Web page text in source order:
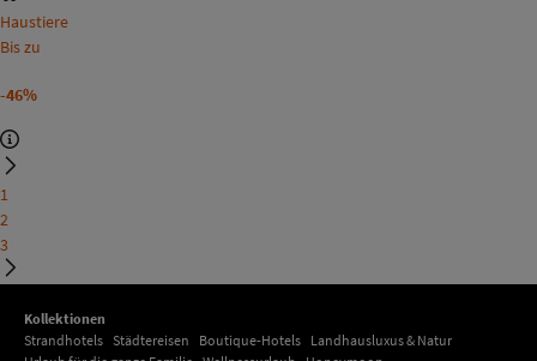
Haustiere
Bis zu
-46%
1
2
3
Kollektionen
Strandhotels Städtereisen Boutique-Hotels Landhausluxus & Natur